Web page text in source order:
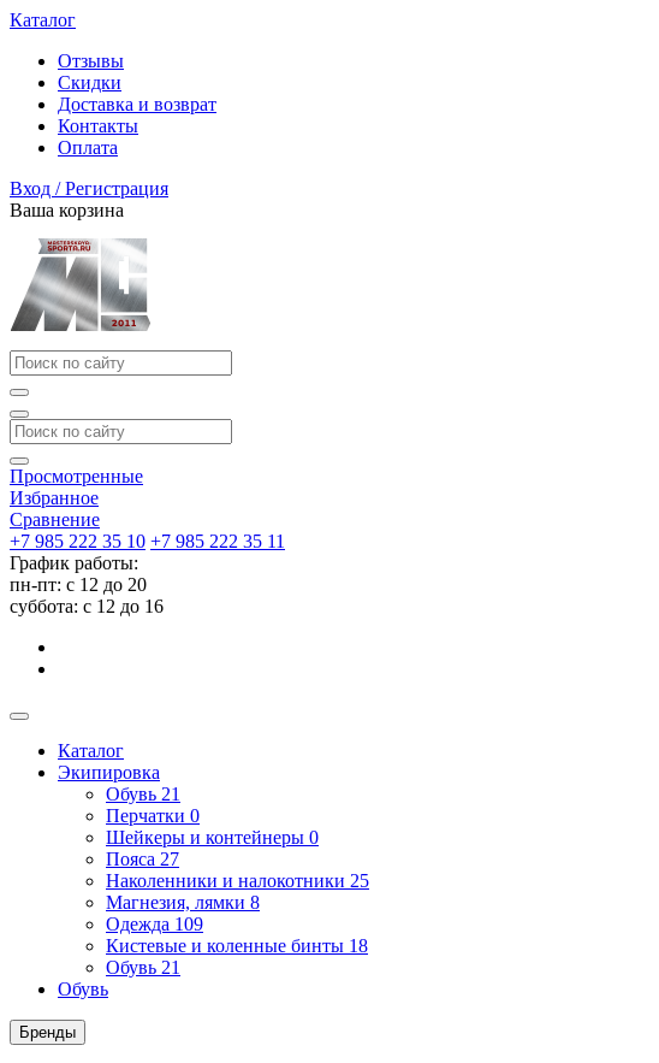
Каталог
Отзывы
Скидки
Доставка и возврат
Контакты
Оплата
Вход / Регистрация
Ваша корзина
Просмотренные
Избранное
Сравнение
+7 985 222 35 10 +7 985 222 35 11
График работы:
пн-пт: с 12 до 20
суббота: c 12 до 16
Каталог
Экипировка
Обувь 21
Перчатки 0
Шейкеры и контейнеры 0
Пояса 27
Наколенники и налокотники 25
Магнезия, лямки 8
Одежда 109
Кистевые и коленные бинты 18
Обувь 21
Обувь
Бренды